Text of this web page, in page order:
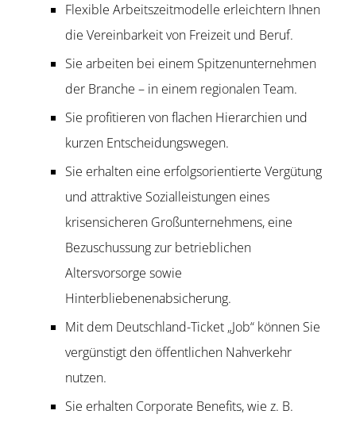
Flexible Arbeitszeitmodelle erleichtern Ihnen
die Vereinbarkeit von Freizeit und Beruf.
Sie arbeiten bei einem Spitzenunternehmen
der Branche – in einem regionalen Team.
Sie profitieren von flachen Hierarchien und
kurzen Entscheidungswegen.
Sie erhalten eine erfolgsorientierte Vergütung
und attraktive Sozialleistungen eines
krisensicheren Großunternehmens, eine
Bezuschussung zur betrieblichen
Altersvorsorge sowie
Hinterbliebenenabsicherung.
Mit dem Deutschland-Ticket „Job“ können Sie
vergünstigt den öffentlichen Nahverkehr
nutzen.
Sie erhalten Corporate Benefits, wie z. B.